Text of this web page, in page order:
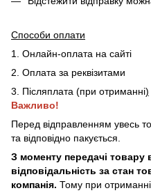
Способи оплати
1. Онлайн-оплата на сайті
2. Оплата за реквізитами
3. Післяплата (при отриманні)
Важливо!
Перед відправленням увесь
та відповідно пакується.
З моменту передачі товару
відповідальність за стан
компанія. Тому при отриманні